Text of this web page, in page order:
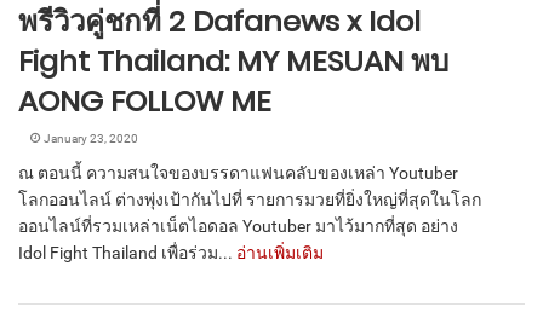
พรีวิวคู่ชกที่ 2 Dafanews x Idol
Fight Thailand: MY MESUAN พบ
AONG FOLLOW ME
January 23, 2020
ณ ตอนนี้ ความสนใจของบรรดาแฟนคลับของเหล่า Youtuber
โลกออนไลน์ ต่างพุ่งเป้ากันไปที่ รายการมวยที่ยิ่งใหญ่ที่สุดในโลก
ออนไลน์ที่รวมเหล่าเน็ตไอดอล Youtuber มาไว้มากที่สุด อย่าง
Idol Fight Thailand เพื่อร่วม... อ่านเพิ่มเติม